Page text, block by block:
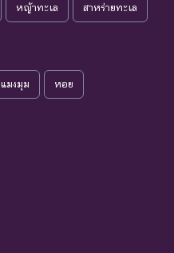
หญ้าทะเล สาหร่ายทะเล
แมงมุม หอย